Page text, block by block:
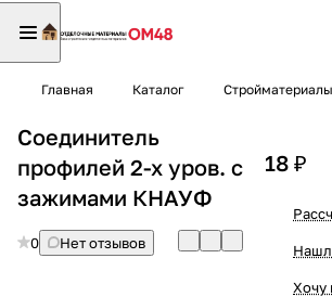
Главная Каталог Стройматериалы
Соединитель
профилей 2-х уров. с
зажимами КНАУФ
0 Нет отзывов
18 ₽
Хочу